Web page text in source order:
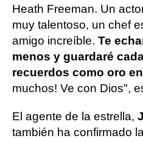
Heath Freeman. Un
muy talentoso, un chef
amigo increíble. Te
menos y guardaré
recuerdos como oro
muchos! Ve con Dios",
El agente de la estrella,
también ha confirmado